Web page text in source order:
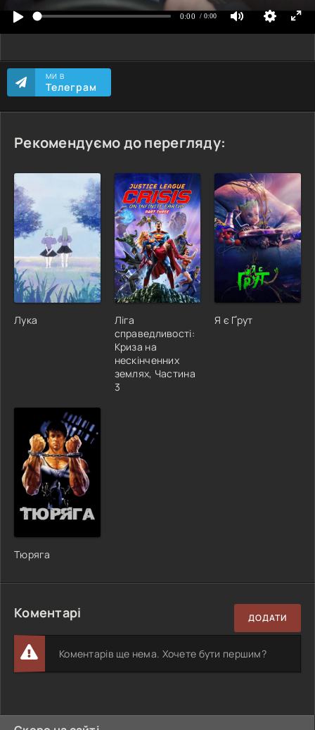
МИ В
Телеграм
Рекомендуємо до перегляду:
Лука
Ліга
справедливості:
Криза на
нескінченних
землях, Частина
3
Я є Ґрут
Тюряга
Коментарі ДОДАТИ
Коментарів ще нема. Хочете бути першим?